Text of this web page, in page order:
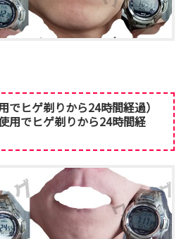
でヒゲ剃りから24時間経過）
用でヒゲ剃りから24時間経